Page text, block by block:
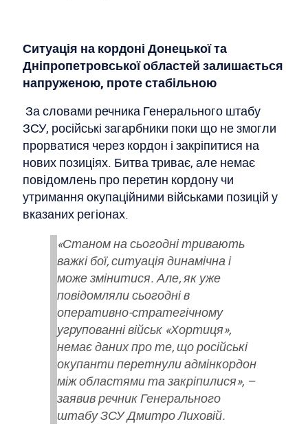
Ситуація на кордоні Донецької та
Дніпропетровської областей залишається
напруженою, проте стабільною
За словами речника Генерального штабу
ЗСУ, російські загарбники поки що не змогли
прорватися через кордон і закріпитися на
нових позиціях. Битва триває, але немає
повідомлень про перетин кордону чи
утримання окупаційними військами позицій у
вказаних регіонах.
«Станом на сьогодні тривають
важкі бої, ситуація динамічна і
може змінитися. Але, як уже
повідомляли сьогодні в
оперативно-стратегічному
угрупованні військ «Хортиця»,
немає даних про те, що російські
окупанти перетнули адмінкордон
між областями та закріпилися», –
заявив речник Генерального
штабу ЗСУ Дмитро Лиховій.